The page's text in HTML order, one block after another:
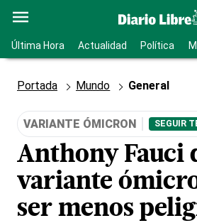
Última Hora Actualidad Política
Portada Mundo General
VARIANTE ÓMICRON SEGUIR
Anthony Fauci
variante
ser menos